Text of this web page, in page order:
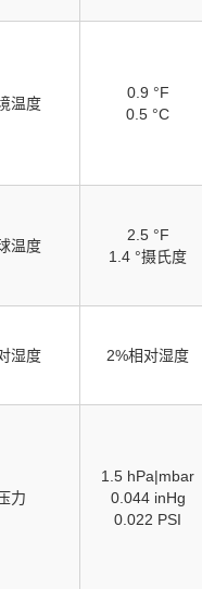
温度
0.9 °F
0.5 °C
温度
2.5 °F
1.4 °摄氏度
湿度 2%相对湿度
力
1.5 hPa|mbar
0.044 inHg
0.022 PSI